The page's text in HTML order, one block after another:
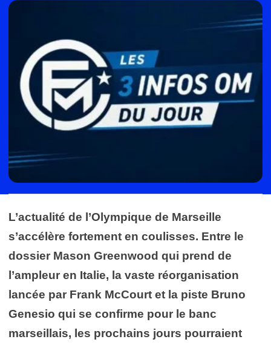
L’actualité de l’Olympique de Marseille
s’accélère fortement en coulisses. Entre le
dossier Mason Greenwood qui prend de
l’ampleur en Italie, la vaste réorganisation
lancée par Frank McCourt et la piste Bruno
Genesio qui se confirme pour le banc
marseillais, les prochains jours pourraient